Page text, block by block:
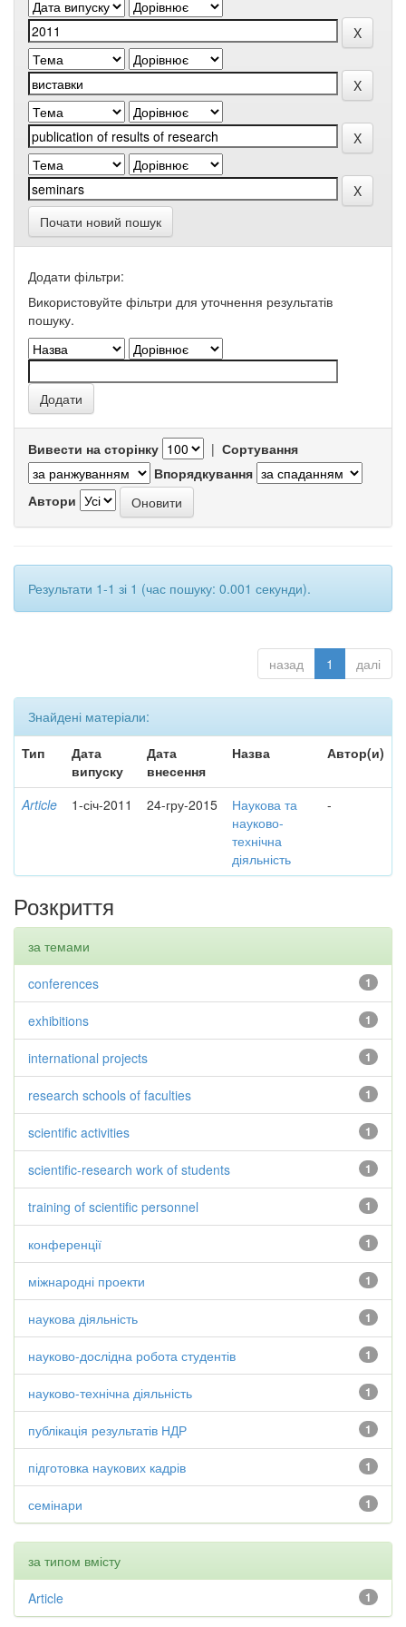
Почати новий пошук
Додати фільтри:
Використовуйте фільтри для уточнення результатів
пошуку.
Вивести на сторінку | Сортування
Впорядкування
Автори
Результати 1-1 зі 1 (час пошуку: 0.001 секунди).
назад 1 далі
Знайдені матеріали:
Тип
Дата
випуску
Дата
внесення
Назва Автор(и)
Article 1-січ-2011 24-гру-2015
Наукова та
науково-
технічна
діяльність
-
Розкриття
за темами
1
conferences
1
exhibitions
1
international projects
1
research schools of faculties
1
scientific activities
1
scientific-research work of students
1
training of scientific personnel
1
конференції
1
міжнародні проекти
1
наукова діяльність
1
науково-дослідна робота студентів
1
науково-технічна діяльність
1
публікація результатів НДР
1
підготовка наукових кадрів
1
семінари
за типом вмісту
1
Article